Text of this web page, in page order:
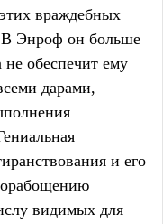
враждебных
В Энроф он больше
обеспечит ему
дарами,
и его
видимых для